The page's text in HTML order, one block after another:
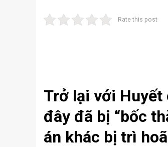
Rate this post
Trở lại với Huyết
đây đã bị “bốc
án khác bị trì